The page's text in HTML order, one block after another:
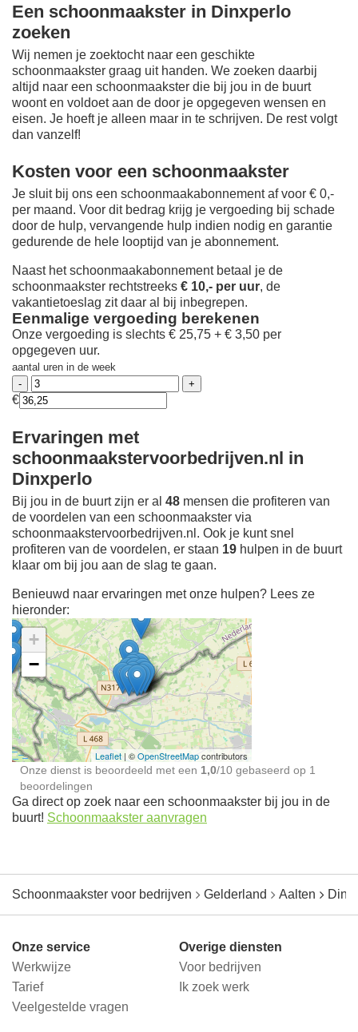
Een schoonmaakster in Dinxperlo
zoeken
Wij nemen je zoektocht naar een geschikte
schoonmaakster graag uit handen. We zoeken daarbij
altijd naar een schoonmaakster die bij jou in de buurt
woont en voldoet aan de door je opgegeven wensen en
eisen. Je hoeft je alleen maar in te schrijven. De rest volgt
dan vanzelf!
Kosten voor een schoonmaakster
Je sluit bij ons een schoonmaakabonnement af voor € 0,-
per maand. Voor dit bedrag krijg je vergoeding bij schade
door de hulp, vervangende hulp indien nodig en garantie
gedurende de hele looptijd van je abonnement.
Naast het schoonmaakabonnement betaal je de
schoonmaakster rechtstreeks € 10,- per uur, de
vakantietoeslag zit daar al bij inbegrepen.
Eenmalige vergoeding berekenen
Onze vergoeding is slechts € 25,75 + € 3,50 per
opgegeven uur.
aantal uren in de week
€
Ervaringen met
schoonmaakstervoorbedrijven.nl in
Dinxperlo
Bij jou in de buurt zijn er al 48 mensen die profiteren van
de voordelen van een schoonmaakster via
schoonmaakstervoorbedrijven.nl. Ook je kunt snel
profiteren van de voordelen, er staan 19 hulpen in de buurt
klaar om bij jou aan de slag te gaan.
Benieuwd naar ervaringen met onze hulpen? Lees ze
hieronder:
Ontdek meer ervaringen
Schoonmaakster bij
jou in de buurt
+
−
Leaflet | ©OpenStreetMapcontributors
Onze dienst is beoordeeld met een 1,0/10 gebaseerd op 1
beoordelingen
Ga direct op zoek naar een schoonmaakster bij jou in de
buurt! Schoonmaakster aanvragen
Schoonmaakster voor bedrijven Gelderland Aalten
Onze service
Werkwijze
Tarief
Veelgestelde vragen
Overige diensten
Voor bedrijven
Ik zoek werk